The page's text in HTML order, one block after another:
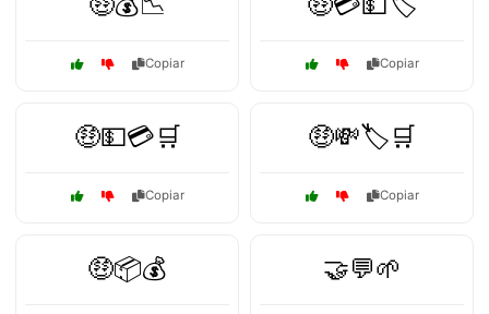
Copiar Copiar
🤑💵💳🛒
Copiar
🤑💸🏷️🛒
Copiar
🤑📦💰 🤝💬🌱